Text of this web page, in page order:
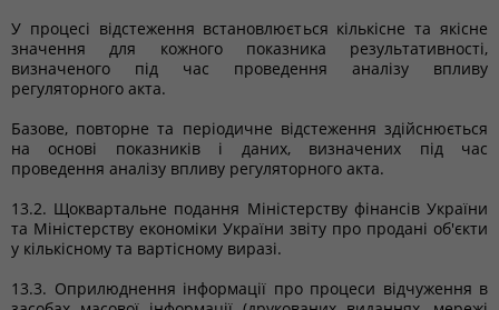
У процесі відстеження встановлюється кількісне та якісне
значення для кожного показника результативності,
визначеного під час проведення аналізу впливу
регуляторного акта.
Базове, повторне та періодичне відстеження здійснюється
на основі показників і даних, визначених під час
проведення аналізу впливу регуляторного акта.
13.2. Щоквартальне подання Міністерству фінансів України
та Міністерству економіки України звіту про продані об'єкти
у кількісному та вартісному виразі.
13.3. Оприлюднення інформації про процеси відчуження в